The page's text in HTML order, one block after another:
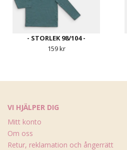
- STORLEK 98/104 -
159 kr
VI HJÄLPER DIG
Mitt konto
Om oss
Retur, reklamation och ångerrätt